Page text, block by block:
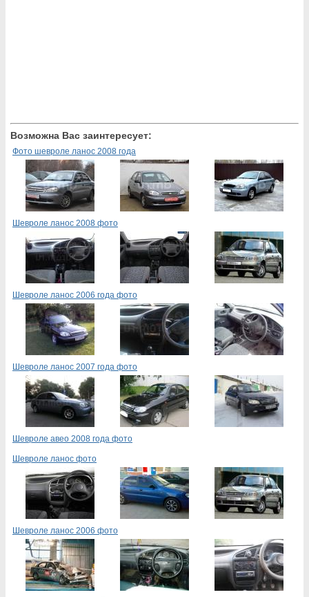
Возможна Вас заинтересует:
Фото шевроле ланос 2008 года
Шевроле ланос 2008 фото
Шевроле ланос 2006 года фото
Шевроле ланос 2007 года фото
Шевроле авео 2008 года фото
Шевроле ланос фото
Шевроле ланос 2006 фото